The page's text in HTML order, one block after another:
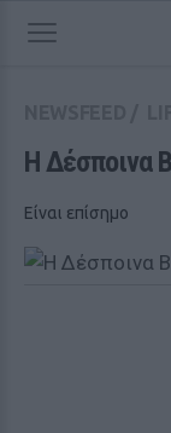
Η Δέσποινα
Είναι επίσημο